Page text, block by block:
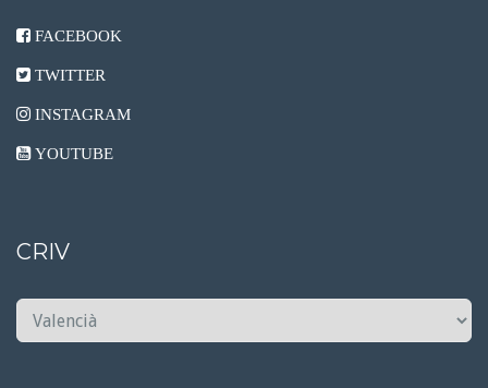
FACEBOOK
TWITTER
INSTAGRAM
YOUTUBE
CRIV
C
R